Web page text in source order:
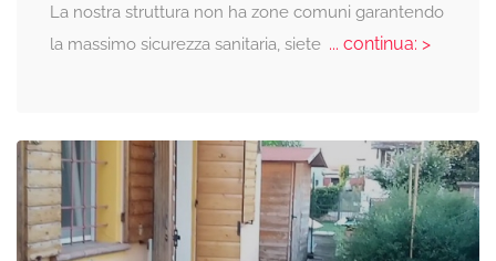
La nostra struttura non ha zone comuni garantendo
la massimo sicurezza sanitaria, siete... continua: >